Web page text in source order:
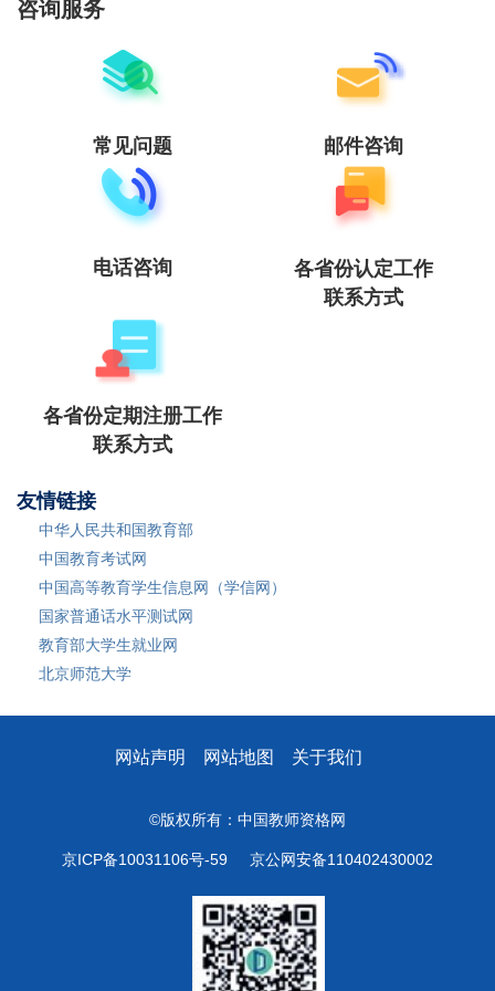
咨询服务
常见问题 邮件咨询
电话咨询
各省份认定工作
联系方式
各省份定期注册工作
联系方式
友情链接
中华人民共和国教育部
中国教育考试网
中国高等教育学生信息网（学信网）
国家普通话水平测试网
教育部大学生就业网
北京师范大学
网站声明 网站地图 关于我们
©版权所有：中国教师资格网
京ICP备10031106号-59 京公网安备110402430002